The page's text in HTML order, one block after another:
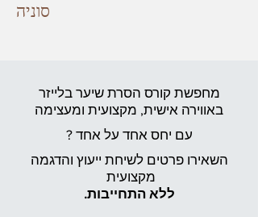
סוניה
מחפשת קורס הסרת שיער בלייזר
באווירה אישית, מקצועית ומעצימה
עם יחס אחד על אחד ?
השאירו פרטים לשיחת ייעוץ והדגמה
מקצועית
ללא התחייבות.